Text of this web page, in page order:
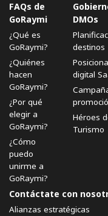
FAQs de
GoRaymi
¿Qué es
GoRaymi?
¿Quiénes
hacen
GoRaymi?
¿Por qué
elegir a
GoRaymi?
¿Cómo
puedo
unirme a
GoRaymi?
DMOs
destinos
digital
Héroes
Turismo
Contáctate con
Alianzas estratégicas